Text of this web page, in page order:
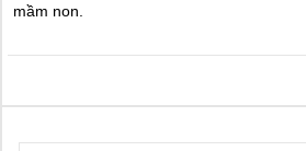
mầm non.